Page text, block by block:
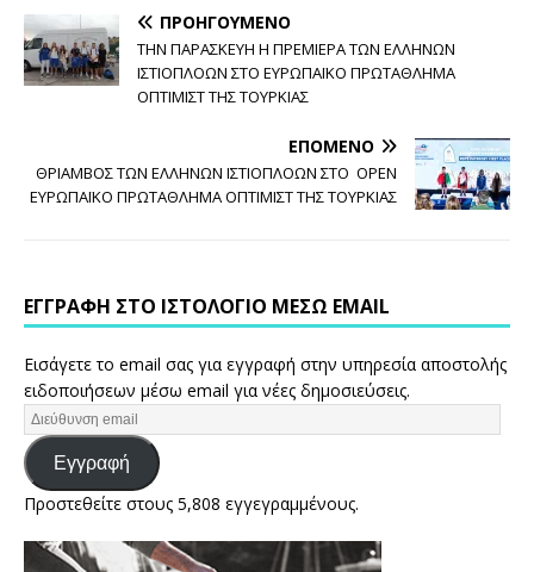
ΠΡΟΗΓΟΎΜΕΝΟ
ΤΗΝ ΠΑΡΑΣΚΕΥΗ Η ΠΡΕΜΙΕΡΑ ΤΩΝ ΕΛΛΗΝΩΝ
ΙΣΤΙΟΠΛΟΩΝ ΣΤΟ ΕΥΡΩΠΑΪΚΟ ΠΡΩΤΑΘΛΗΜΑ
ΟΠΤΙΜΙΣΤ ΤΗΣ ΤΟΥΡΚΙΑΣ
ΕΠΌΜΕΝΟ
ΘΡΙΑΜΒΟΣ ΤΩΝ ΕΛΛΗΝΩΝ ΙΣΤΙΟΠΛΟΩΝ ΣΤΟ OPEN
ΕΥΡΩΠΑΪΚΟ ΠΡΩΤΑΘΛΗΜΑ ΟΠΤΙΜΙΣΤ ΤΗΣ ΤΟΥΡΚΙΑΣ
ΕΓΓΡΑΦΉ ΣΤΟ ΙΣΤΟΛΌΓΙΟ ΜΈΣΩ EMAIL
Εισάγετε το email σας για εγγραφή στην υπηρεσία αποστολής
ειδοποιήσεων μέσω email για νέες δημοσιεύσεις.
Εγγραφή
Προστεθείτε στους 5,808 εγγεγραμμένους.